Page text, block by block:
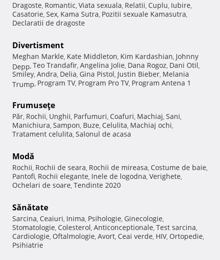
Dragoste, Romantic, Viata sexuala, Relatii, Cuplu, Iubire,
Casatorie, Sex, Kama Sutra, Pozitii sexuale Kamasutra,
Declaratii de dragoste
Divertisment
Meghan Markle, Kate Middleton, Kim Kardashian, Johnny
Depp, Teo Trandafir, Angelina Jolie, Dana Rogoz, Dani Otil,
Smiley, Andra, Delia, Gina Pistol, Justin Bieber, Melania
Trump, Program TV, Program Pro TV, Program Antena 1
Frumuseţe
Păr, Rochii, Unghii, Parfumuri, Coafuri, Machiaj, Sani,
Manichiura, Sampon, Buze, Celulita, Machiaj ochi,
Tratament celulita, Salonul de acasa
Modă
Rochii, Rochii de seara, Rochii de mireasa, Costume de baie,
Pantofi, Rochii elegante, Inele de logodna, Verighete,
Ochelari de soare, Tendinte 2020
Sănătate
Sarcina, Ceaiuri, Inima, Psihologie, Ginecologie,
Stomatologie, Colesterol, Anticonceptionale, Test sarcina,
Cardiologie, Oftalmologie, Avort, Ceai verde, HIV, Ortopedie,
Psihiatrie